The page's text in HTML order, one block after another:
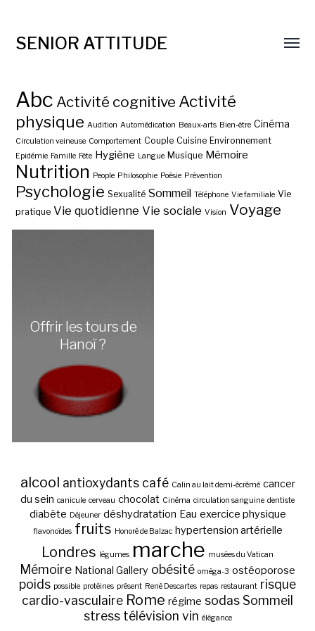
SENIOR ATTITUDE
Abc Activité cognitive Activité
physique Audition Automédication Beaux-arts Bien-être Cinéma
Circulation veineuse Comportement Couple Cuisine Environnement
Epidémie Famille Fête Hygiène Langue Musique Mémoire
Nutrition People Philosophie Poésie Prévention
Psychologie Sexualité Sommeil Téléphone Vie familiale Vie
pratique Vie quotidienne Vie sociale Vision Voyage
Offrir les tours de
Hanoï ?
alcool antioxydants café Calin au lait demi-écrémé cancer
du sein canicule cerveau chocolat Cinéma circulation sanguine dentiste
diabète Déjeuner déshydratation Eau exercice physique
flavonoïdes fruits Honoré de Balzac hypertension artérielle
Londres légumes marche musées du Vatican
Mémoire National Gallery obésité oméga-3 ostéoporose
poids possible protéines présent René Descartes repas restaurant risque
cardio-vasculaire Rome régime sodasSommeil
stress télévision vin élégance